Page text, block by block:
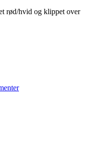
rød/hvid og klippet over